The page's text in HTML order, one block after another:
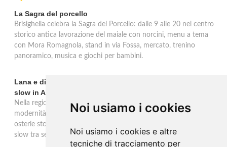
Noi usiamo i cookies
Noi usiamo i cookies e altre
tecniche di tracciamento per
La Sagra del porcello
Brisighella celebra la Sagra del Porcello: dalle 9 alle 20 nel centro
storico antica lavorazione del maiale con norcini, menu a tema
con Mora Romagnola, stand in via Fossa, mercato, trenino
panoramico, musica e giochi per bambini.
Lana e dintorni: Törggelen, vini d'eccellenza e vacanze
slow in Alto Adige
Nella regione di Lana in Alto Adige tradizione contadina e
modernità si fondono in un'esperienza autentica. Törggelen nelle
osterie storiche, vini da antiche tradizioni vitivinicole e vacanze
slow tra sentieri delle rogge e produttori locali.